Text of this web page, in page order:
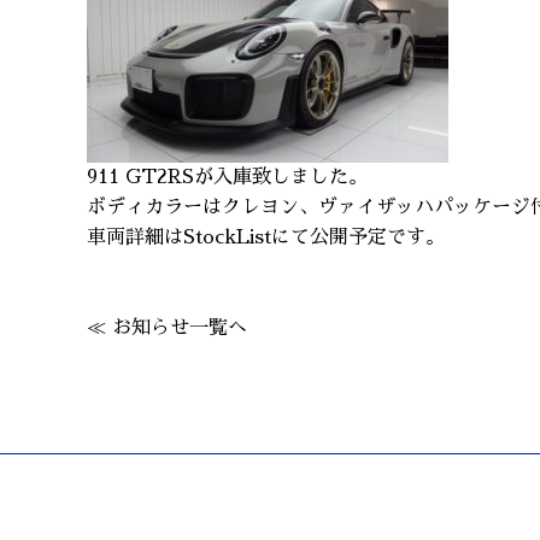
911 GT2RSが入庫致しました。
ボディカラーはクレヨン、ヴァイザッハパッケージ
車両詳細はStockListにて公開予定です。
≪ お知らせ一覧へ